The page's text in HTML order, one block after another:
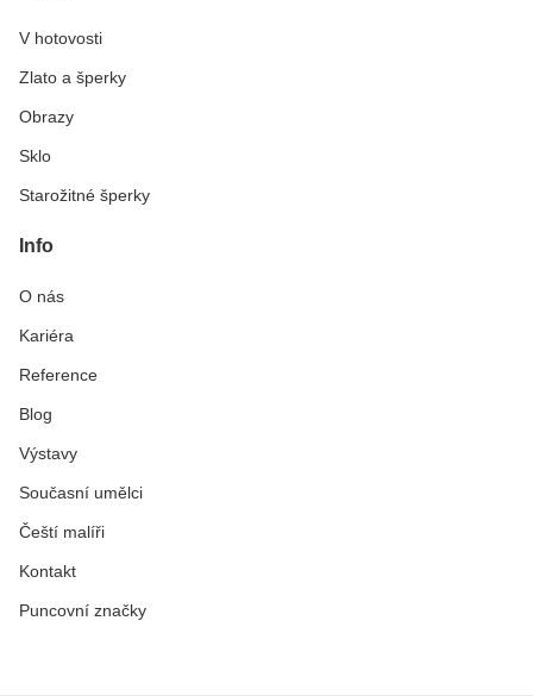
V hotovosti
Zlato a šperky
Obrazy
Sklo
Starožitné šperky
Info
O nás
Kariéra
Reference
Blog
Výstavy
Současní umělci
Čeští malíři
Kontakt
Puncovní značky